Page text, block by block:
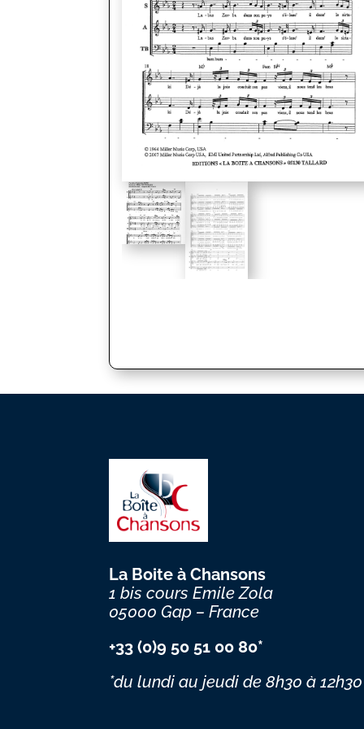
La Boite à Chansons
1 bis cours Emile Zola
05000 Gap – France
+33 (0)9 50 51 00 80*
*du lundi au jeudide 8h30 à 12h30